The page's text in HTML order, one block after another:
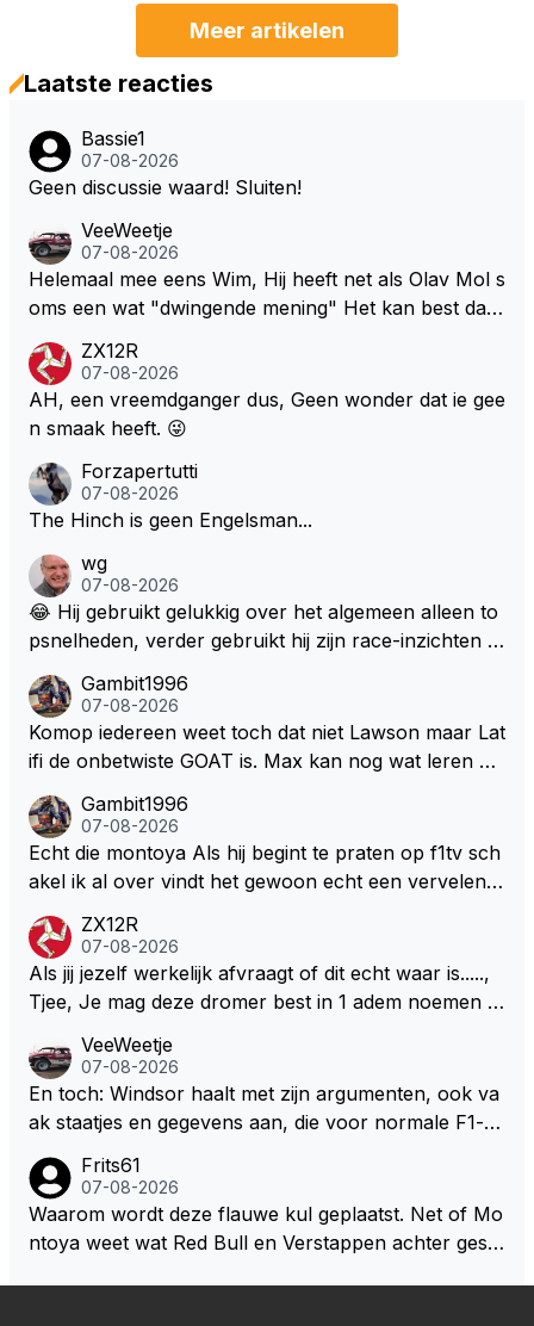
Meer artikelen
Laatste reacties
Bassie1
07-08-2026
Geen discussie waard! Sluiten!
VeeWeetje
07-08-2026
Helemaal mee eens Wim, Hij heeft net als Olav Mol s
oms een wat "dwingende mening" Het kan best dat
l bij Windsor op te roepen. Maar in een tijd zonder r
aces zijn dit leuke berichtjes
ZX12R
07-08-2026
AH, een vreemdganger dus, Geen wonder dat ie gee
n smaak heeft. 😜
Forzapertutti
07-08-2026
The Hinch is geen Engelsman...
wg
07-08-2026
😂 Hij gebruikt gelukkig over het algemeen alleen to
psnelheden, verder gebruikt hij zijn race-inzichten q
een bocht zegt helemaal niets, dus wat dat betreft h
eeft hij sowieso gelijk 😂.
Gambit1996
07-08-2026
Komop iedereen weet toch dat niet Lawson maar Lat
ifi de onbetwiste GOAT is. Max kan nog wat leren va
milton, hahahaha. Latifi pakt ze allemaal met de oge
n dicht met als onbetwiste nummer 2 of GOATINES
S Lawson natuurlijk 😂😂😂😂😂
Gambit1996
07-08-2026
Echt die montoya Als hij begint te praten op f1tv sch
akel ik al over vindt het gewoon echt een vervelend
weet 🤮🤮
ZX12R
07-08-2026
Als jij jezelf werkelijk afvraagt of dit echt waar is.....,
Tjee, Je mag deze dromer best in 1 adem noemen m
aar voordragen uit eigen geest. Kan mij voorstellen d
at je het leuk vindt sprookjes te luisteren maar heb jij
jezelf dan ook wel eens afgevraagd of de dappere b
ze wolff gesneden heeft?
VeeWeetje
07-08-2026
En toch: Windsor haalt met zijn argumenten, ook va
ak staatjes en gegevens aan, die voor normale F1-fa
okies made of your own dough" 🤣
Frits61
07-08-2026
Waarom wordt deze flauwe kul geplaatst. Net of Mo
ntoya weet wat Red Bull en Verstappen achter geslo